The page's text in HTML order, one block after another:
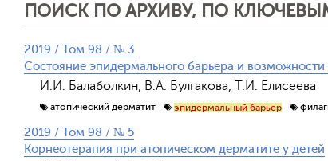
ПОИСК ПО АРХИВУ, ПО
2019 / Том 98 / № 3
Состояние эпидермального барьера и
И.И. Балаболкин, В.А. Булгакова, Т.И. Елисеева
атопический дерматит эпидермальный барьер
2019 / Том 98 / № 5
Корнеотерапия при атопическом дерматите у детей